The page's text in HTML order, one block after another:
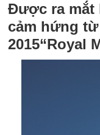
Được ra mắt
cảm hứng
2015“Royal